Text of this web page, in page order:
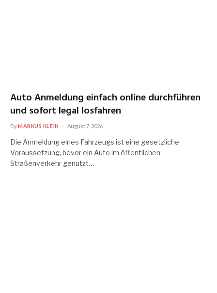
Auto Anmeldung einfach online durchführen
und sofort legal losfahren
ByMARKUS KLEIN August 7, 2026
Die Anmeldung eines Fahrzeugs ist eine gesetzliche
Voraussetzung, bevor ein Auto im öffentlichen
Straßenverkehr genutzt…